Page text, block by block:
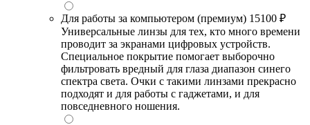
Для работы за компьютером (премиум) 15100 ₽
Универсальные линзы для тех, кто много времени
проводит за экранами цифровых устройств.
Специальное покрытие помогает выборочно
фильтровать вредный для глаза диапазон синего
спектра света. Очки с такими линзами прекрасно
подходят и для работы с гаджетами, и для
повседневного ношения.